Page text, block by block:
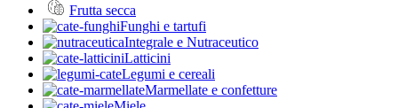
Frutta secca
Funghi e tartufi
Integrale e Nutraceutico
Latticini
Legumi e cereali
Marmellate e confetture